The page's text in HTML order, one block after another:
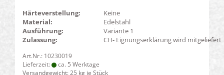
Härteverstellung:
Keine
Material:
Edelstahl
Ausführung:
Variante 1
Zulassung:
CH- Eignungserklärung wird mitgeliefert
Art.Nr.: 10230019
Lieferzeit:
ca. 5 Werktage
Versandgewicht:25 kg je Stück